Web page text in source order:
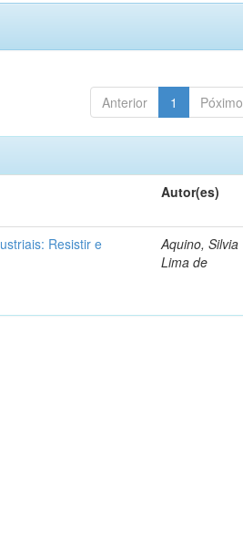
Anterior 1 Póximo
Autor(es)
Resistir e
Aquino, Silvia
Lima de